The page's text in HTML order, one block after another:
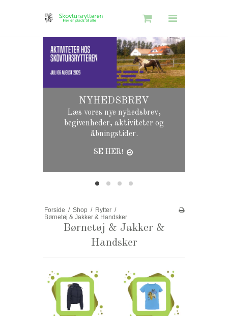
Skovtursrytteren
Opret bruger
NYHEDSBREV
Læs vores nye nyhedsbrev,
begivenheder, aktiviteter og
åbningstider.
SE HER!
Forside / Shop / Rytter /
Børnetøj & Jakker & Handsker
Børnetøj & Jakker &
Handsker